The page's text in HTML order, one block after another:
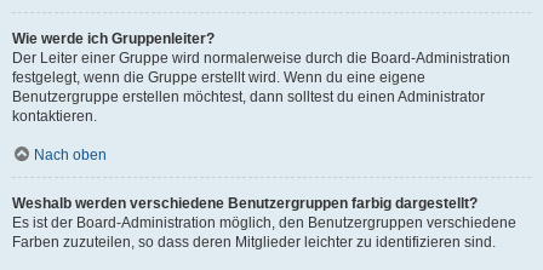
Wie werde ich Gruppenleiter?
Der Leiter einer Gruppe wird normalerweise durch die Board-Administration
festgelegt, wenn die Gruppe erstellt wird. Wenn du eine eigene
Benutzergruppe erstellen möchtest, dann solltest du einen Administrator
kontaktieren.
Nach oben
Weshalb werden verschiedene Benutzergruppen farbig dargestellt?
Es ist der Board-Administration möglich, den Benutzergruppen verschiedene
Farben zuzuteilen, so dass deren Mitglieder leichter zu identifizieren sind.